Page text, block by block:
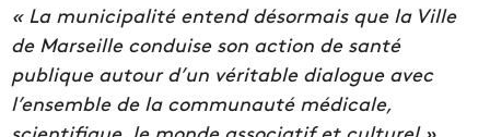
« La municipalité entend désormais que la Ville
de Marseille conduise son action de santé
publique autour d’un véritable dialogue avec
l’ensemble de la communauté médicale,